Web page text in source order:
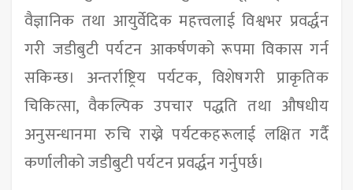
वैज्ञानिक तथा आयुर्वेदिक महत्त्वलाई विश्वभर प्रवर्द्धन
गरी जडीबुटी पर्यटन आकर्षणको रूपमा विकास गर्न
सकिन्छ। अन्तर्राष्ट्रिय पर्यटक, विशेषगरी प्राकृतिक
चिकित्सा, वैकल्पिक उपचार पद्धति तथा औषधीय
अनुसन्धानमा रुचि राख्ने पर्यटकहरूलाई लक्षित गर्दै
कर्णालीको जडीबुटी पर्यटन प्रवर्द्धन गर्नुपर्छ।